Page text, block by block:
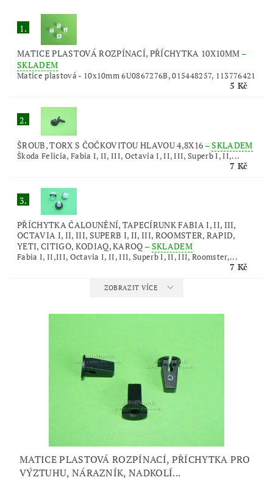
1.
MATICE PLASTOVÁ ROZPÍNACÍ, PŘÍCHYTKA 10X10MM –
SKLADEM
Matice plastová - 10x10mm 6U0867276B, 015448257, 113776421
5 Kč
2.
ŠROUB, TORX S ČOČKOVITOU HLAVOU 4,8X16 –SKLADEM
Škoda Felicia, Fabia I, II, III, Octavia I, II, III, Superb I, II,...
7 Kč
3.
PŘÍCHYTKA ČALOUNĚNÍ, TAPECÍRUNK FABIA I, II, III,
OCTAVIA I, II, III, SUPERB I, II, III, ROOMSTER, RAPID,
YETI, CITIGO, KODIAQ, KAROQ – SKLADEM
Fabia I, II,III, Octavia I, II, III, Superb I, II, III, Roomster,...
7 Kč
ZOBRAZIT VÍCE
MATICE PLASTOVÁ ROZPÍNACÍ, PŘÍCHYTKA PRO
VÝZTUHU, NÁRAZNÍK, NADKOLÍ...